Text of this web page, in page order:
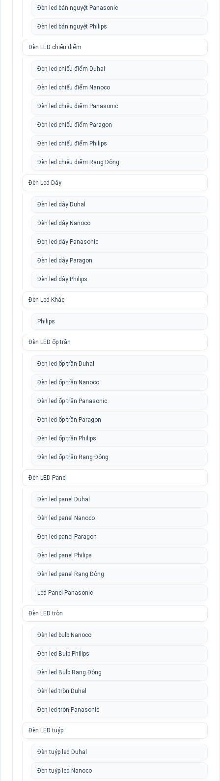
Đèn led bán nguyệt Panasonic
Đèn led bán nguyệt Philips
Đèn LED chiếu điểm
Đèn led chiếu điểm Duhal
Đèn led chiếu điểm Nanoco
Đèn led chiếu điểm Panasonic
Đèn led chiếu điểm Paragon
Đèn led chiếu điểm Philips
Đèn led chiếu điểm Rạng Đông
Đèn Led Dây
Đèn led dây Duhal
Đèn led dây Nanoco
Đèn led dây Panasonic
Đèn led dây Paragon
Đèn led dây Philips
Đèn Led Khác
Philips
Đèn LED ốp trần
Đèn led ốp trần Duhal
Đèn led ốp trần Nanoco
Đèn led ốp trần Panasonic
Đèn led ốp trần Paragon
Đèn led ốp trần Philips
Đèn led ốp trần Rạng Đông
Đèn LED Panel
Đèn led panel Duhal
Đèn led panel Nanoco
Đèn led panel Paragon
Đèn led panel Philips
Đèn led panel Rạng Đông
Led Panel Panasonic
Đèn LED tròn
Đèn led bulb Nanoco
Đèn led Bulb Philips
Đèn led Bulb Rạng Đông
Đèn led tròn Duhal
Đèn led tròn Panasonic
Đèn LED tuýp
Đèn tuýp led Duhal
Đèn tuýp led Nanoco